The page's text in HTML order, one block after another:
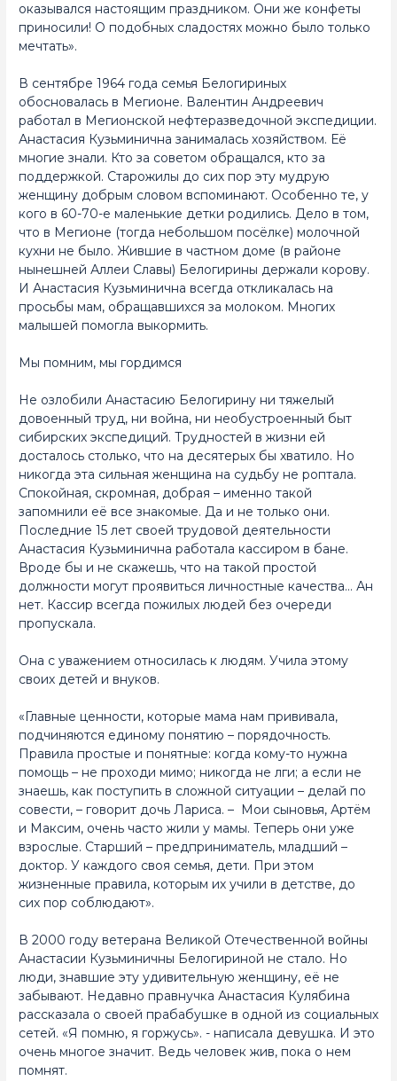
оказывался настоящим праздником. Они же конфеты
приносили! О подобных сладостях можно было только
мечтать».
В сентябре 1964 года семья Белогириных
обосновалась в Мегионе. Валентин Андреевич
работал в Мегионской нефтеразведочной экспедиции.
Анастасия Кузьминична занималась хозяйством. Её
многие знали. Кто за советом обращался, кто за
поддержкой. Старожилы до сих пор эту мудрую
женщину добрым словом вспоминают. Особенно те, у
кого в 60-70-е маленькие детки родились. Дело в том,
что в Мегионе (тогда небольшом посёлке) молочной
кухни не было. Жившие в частном доме (в районе
нынешней Аллеи Славы) Белогирины держали корову.
И Анастасия Кузьминична всегда откликалась на
просьбы мам, обращавшихся за молоком. Многих
малышей помогла выкормить.
Мы помним, мы гордимся
Не озлобили Анастасию Белогирину ни тяжелый
довоенный труд, ни война, ни необустроенный быт
сибирских экспедиций. Трудностей в жизни ей
досталось столько, что на десятерых бы хватило. Но
никогда эта сильная женщина на судьбу не роптала.
Спокойная, скромная, добрая – именно такой
запомнили её все знакомые. Да и не только они.
Последние 15 лет своей трудовой деятельности
Анастасия Кузьминична работала кассиром в бане.
Вроде бы и не скажешь, что на такой простой
должности могут проявиться личностные качества… Ан
нет. Кассир всегда пожилых людей без очереди
пропускала.
Она с уважением относилась к людям. Учила этому
своих детей и внуков.
«Главные ценности, которые мама нам прививала,
подчиняются единому понятию – порядочность.
Правила простые и понятные: когда кому-то нужна
помощь – не проходи мимо; никогда не лги; а если не
знаешь, как поступить в сложной ситуации – делай по
совести, – говорит дочь Лариса. – Мои сыновья, Артём
и Максим, очень часто жили у мамы. Теперь они уже
взрослые. Старший – предприниматель, младший –
доктор. У каждого своя семья, дети. При этом
жизненные правила, которым их учили в детстве, до
сих пор соблюдают».
В 2000 году ветерана Великой Отечественной войны
Анастасии Кузьминичны Белогириной не стало. Но
люди, знавшие эту удивительную женщину, её не
забывают. Недавно правнучка Анастасия Кулябина
рассказала о своей прабабушке в одной из социальных
сетей. «Я помню, я горжусь». - написала девушка. И это
очень многое значит. Ведь человек жив, пока о нем
помнят.